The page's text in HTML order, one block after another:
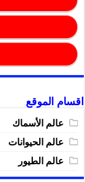
اقسام الموقع
عالم الأسماك
عالم الحيوانات
عالم الطيور